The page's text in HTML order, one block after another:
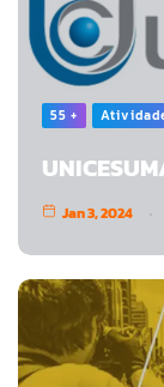
55 +
Jan 3, 2024